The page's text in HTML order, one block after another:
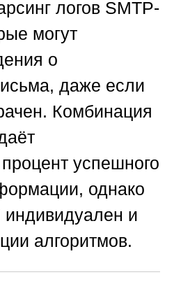
логов SMTP-
могут
о
даже если
Комбинация
успешного
однако
и
алгоритмов.